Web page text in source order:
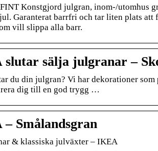
Konstgjord julgran, inom-/utomhus
Garanterat barrfri och tar liten plats att
vill slippa alla barr.
sälja julgranar –
du din julgran? Vi har dekorationer som
dig till en god trygg …
Smålandsgran
& klassiska julväxter – IKEA